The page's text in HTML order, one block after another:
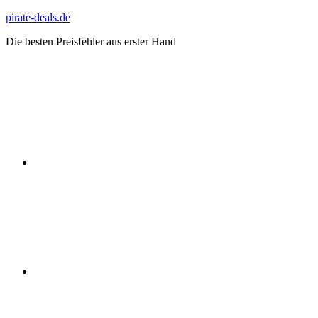
Zum
springen
pirate-deals.de
Die besten Preisfehler aus erster Hand